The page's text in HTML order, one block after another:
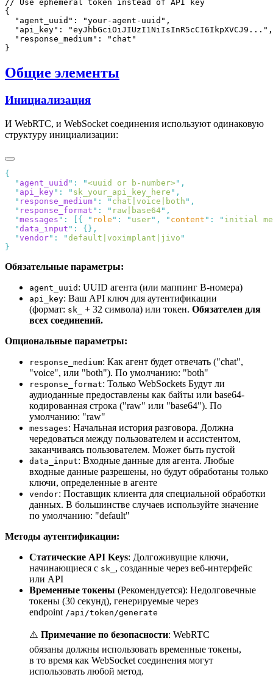
  "api_key": "eyJhbGciOiJIUzI1NiIsInR5cCI6IkpXVCJ9...",
Общие элементы
Инициализация
И WebRTC, и WebSocket соединения используют одинаковую
структуру инициализации:
  "
agent_uuid " : "<uuid or b-number>"
  "
api_key" : " sk_your_api_key_here "
  "
response_medium" : " chat|voice|both "
  "
response_format " : " raw|base64"
  "
messages " : [{ " role " : " user" , " content " : " initial
  "
data_input " :
  "
vendor" : "default|voximplant|jivo
Обязательные параметры:
agent_uuid : UUID агента (или маппинг B-номера)
api_key: Ваш API ключ для аутентификации
(формат: sk_ + 32 символа) или токен. Обязателен для
всех соединений.
Опциональные параметры:
response_medium: Как агент будет отвечать ("chat",
"voice", или "both"). По умолчанию: "both"
response_format: Только WebSockets Будут ли
аудиоданные предоставлены как байты или base64-
кодированная строка ("raw" или "base64"). По
умолчанию: "raw"
messages: Начальная история разговора. Должна
чередоваться между пользователем и ассистентом,
заканчиваясь пользователем. Может быть пустой
data_input: Входные данные для агента. Любые
входные данные разрешены, но будут обработаны только
ключи, определенные в агенте
vendor: Поставщик клиента для специальной обработки
данных. В большинстве случаев используйте значение
по умолчанию: "default"
Методы аутентификации:
Статические API Keys: Долгоживущие ключи,
начинающиеся с sk_ , созданные через веб-интерфейс
или API
Временные токены (Рекомендуется): Недолговечные
токены (30 секунд), генерируемые через
endpoint /api/token/generate
⚠️ Примечание по безопасности: WebRTC
обязаны должны использовать временные токены,
в то время как WebSocket соединения могут
использовать любой метод.